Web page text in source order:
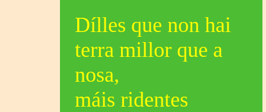
Dílles que non hai
terra millor que a
nosa,
máis ridentes